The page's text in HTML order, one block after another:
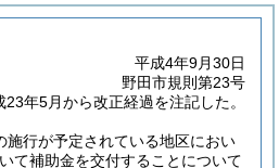
平成4年9月30日
野田市規則第23号
年5月から改正経過を注記した。
施行が予定されている地区におい
て補助金を交付することについて